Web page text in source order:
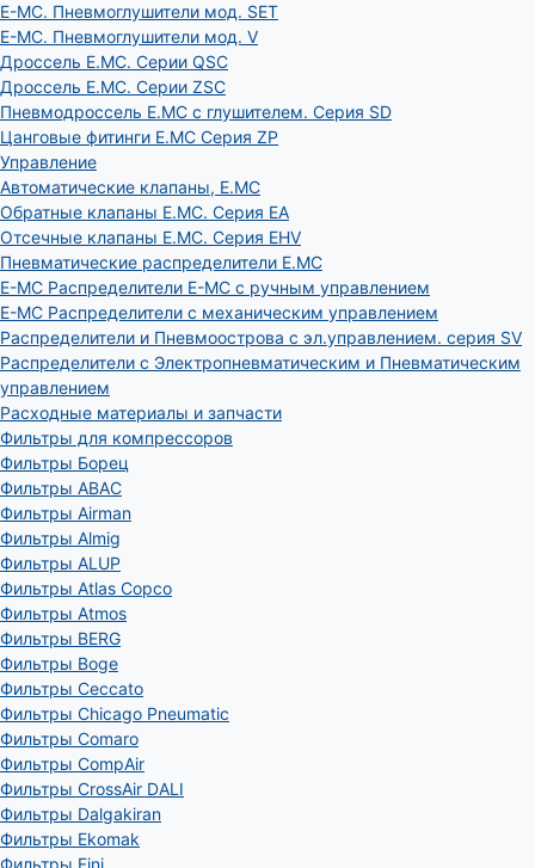
E-MC. Пневмоглушители мод. SET
E-MC. Пневмоглушители мод. V
Дроссель E.MC. Серии QSC
Дроссель E.MC. Серии ZSC
Пневмодроссель E.MC с глушителем. Серия SD
Цанговые фитинги E.MC Серия ZP
Управление
Автоматические клапаны, Е.МС
Обратные клапаны E.MC. Серия EA
Отсечные клапаны E.MC. Серия EHV
Пневматические распределители E.MC
E-MC Распределители E-MC с ручным управлением
E-MC Распределители с механическим управлением
Распределители и Пневмоострова с эл.управлением. серия SV
Распределители с Электропневматическим и Пневматическим
управлением
Расходные материалы и запчасти
Фильтры для компрессоров
Фильтры Борец
Фильтры ABAC
Фильтры Airman
Фильтры Almig
Фильтры ALUP
Фильтры Atlas Copco
Фильтры Atmos
Фильтры BERG
Фильтры Boge
Фильтры Ceccato
Фильтры Chicago Pneumatic
Фильтры Comaro
Фильтры CompAir
Фильтры CrossAir DALI
Фильтры Dalgakiran
Фильтры Ekomak
Фильтры Fini